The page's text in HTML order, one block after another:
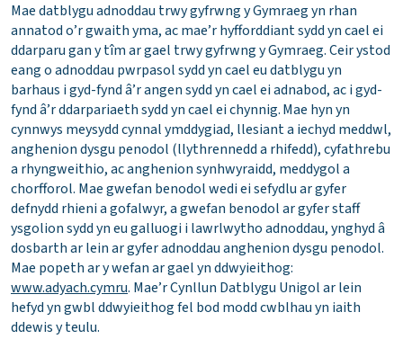
Mae datblygu adnoddau trwy gyfrwng y Gymraeg yn rhan
annatod o’r gwaith yma, ac mae’r hyfforddiant sydd yn cael ei
ddarparu gan y tîm ar gael trwy gyfrwng y Gymraeg. Ceir ystod
eang o adnoddau pwrpasol sydd yn cael eu datblygu yn
barhaus i gyd-fynd â’r angen sydd yn cael ei adnabod, ac i gyd-
fynd â’r ddarpariaeth sydd yn cael ei chynnig. Mae hyn yn
cynnwys meysydd cynnal ymddygiad, llesiant a iechyd meddwl,
anghenion dysgu penodol (llythrennedd a rhifedd), cyfathrebu
a rhyngweithio, ac anghenion synhwyraidd, meddygol a
chorfforol. Mae gwefan benodol wedi ei sefydlu ar gyfer
defnydd rhieni a gofalwyr, a gwefan benodol ar gyfer staff
ysgolion sydd yn eu galluogi i lawrlwytho adnoddau, ynghyd â
dosbarth ar lein ar gyfer adnoddau anghenion dysgu penodol.
Mae popeth ar y wefan ar gael yn ddwyieithog:
www.adyach.cymru. Mae’r Cynllun Datblygu Unigol ar lein
hefyd yn gwbl ddwyieithog fel bod modd cwblhau yn iaith
ddewis y teulu.